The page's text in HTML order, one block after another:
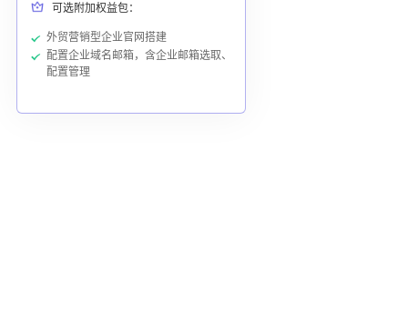
可选附加权益包：
外贸营销型企业官网搭建
配置企业域名邮箱，含企业邮箱选取、
配置管理